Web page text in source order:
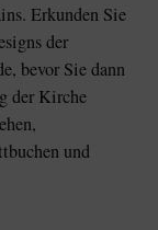
Erkunden Sie
der
bevor Sie dann
der Kirche
und